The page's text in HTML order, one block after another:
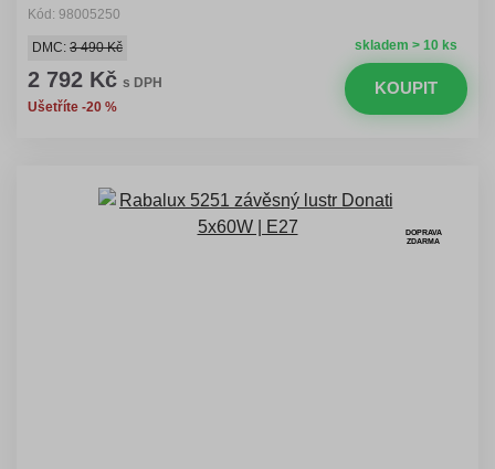
Kód: 98005250
skladem > 10 ks
DMC: 3 490 Kč
2 792 Kč s DPH
Ušetříte -20 %
KOUPIT
DOPRAVA
ZDARMA